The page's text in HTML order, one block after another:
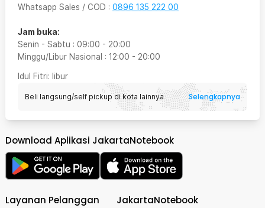
Whatsapp Sales / COD : 0896 135 222 00
Jam buka:
Senin - Sabtu : 09:00 - 20:00
Minggu/Libur Nasional : 12:00 - 20:00
Idul Fitri: libur
Beli langsung/self pickup di kota lainnya Selengkapnya
Download Aplikasi JakartaNotebook
Layanan Pelanggan JakartaNotebook